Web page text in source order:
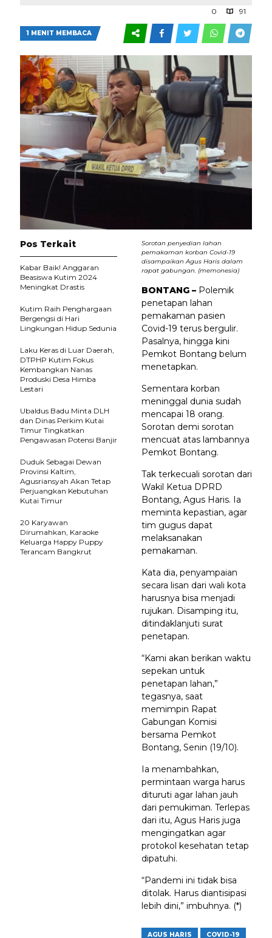
0 91
1 MENIT MEMBACA
Sorotan penyedian lahan
pemakaman korban Covid-19
disampaikan Agus Haris dalam
rapat gabungan. (memonesia)
BONTANG – Polemik
penetapan lahan
pemakaman pasien
Covid-19 terus bergulir.
Pasalnya, hingga kini
Pemkot Bontang belum
menetapkan.
Sementara korban
meninggal dunia sudah
mencapai 18 orang.
Sorotan demi sorotan
mencuat atas lambannya
Pemkot Bontang.
Tak terkecuali sorotan dari
Wakil Ketua DPRD
Bontang, Agus Haris. Ia
meminta kepastian, agar
tim gugus dapat
melaksanakan
pemakaman.
Kata dia, penyampaian
secara lisan dari wali kota
harusnya bisa menjadi
rujukan. Disamping itu,
ditindaklanjuti surat
penetapan.
“Kami akan berikan waktu
sepekan untuk
penetapan lahan,”
tegasnya, saat
memimpin Rapat
Gabungan Komisi
bersama Pemkot
Bontang, Senin (19/10).
Ia menambahkan,
permintaan warga harus
dituruti agar lahan jauh
dari pemukiman. Terlepas
dari itu, Agus Haris juga
mengingatkan agar
protokol kesehatan tetap
dipatuhi.
“Pandemi ini tidak bisa
ditolak. Harus diantisipasi
lebih dini,” imbuhnya. (*)
AGUS HARIS COVID-19
Pos Terkait
Kabar Baik! Anggaran
Beasiswa Kutim 2024
Meningkat Drastis
Kutim Raih Penghargaan
Bergengsi di Hari
Lingkungan Hidup Sedunia
Laku Keras di Luar Daerah,
DTPHP Kutim Fokus
Kembangkan Nanas
Produski Desa Himba
Lestari
Ubaldus Badu Minta DLH
dan Dinas Perkim Kutai
Timur Tingkatkan
Pengawasan Potensi Banjir
Duduk Sebagai Dewan
Provinsi Kaltim,
Agusriansyah Akan Tetap
Perjuangkan Kebutuhan
Kutai Timur
20 Karyawan
Dirumahkan, Karaoke
Keluarga Happy Puppy
Terancam Bangkrut